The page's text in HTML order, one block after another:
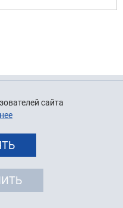
сайта